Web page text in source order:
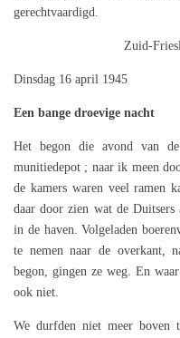
gerechtvaardigd.
Zuid-
Dinsdag 16 april 1945
Een bange droevige nacht
Het begon die avond van
munitiedepot ; naar ik meen
de kamers waren veel ramen
daar door zien wat de Duitsers
in de haven. Volgeladen
te nemen naar de overkant,
begon, gingen ze weg. En
ook niet.
We durfden niet meer boven